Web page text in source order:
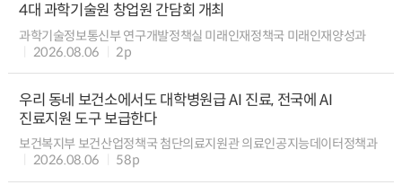
4대 과학기술원 창업원 간담회 개최
과학기술정보통신부 연구개발정책실 미래인재정책국 미래인재양성과
2026.08.06
2p
우리 동네 보건소에서도 대학병원급 AI 진료, 전국에 AI
진료지원 도구 보급한다
보건복지부 보건산업정책국 첨단의료지원관 의료인공지능데이터정책과
2026.08.06
58p